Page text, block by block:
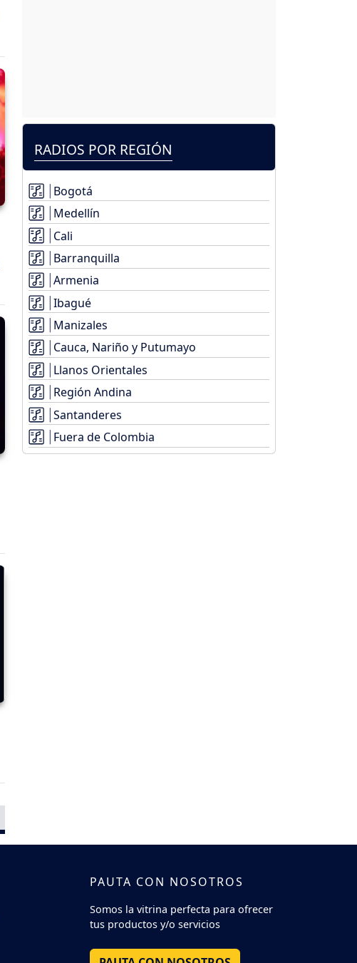
RADIOS POR REGIÓN
Bogotá
Medellín
Cali
Barranquilla
Armenia
Ibagué
Manizales
Cauca, Nariño y Putumayo
Llanos Orientales
Región Andina
Santanderes
Fuera de Colombia
PAUTA CON NOSOTROS
Somos la vitrina perfecta para ofrecer
tus productos y/o servicios